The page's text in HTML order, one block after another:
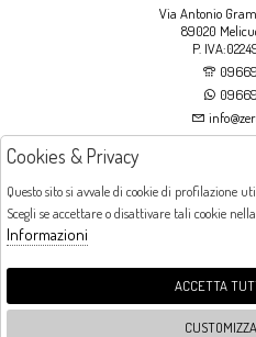
Via Antonio
89020
P.
Orari di
LUNEDI: CHIUSO LA MATTINA -
Cookies & Privacy
Questo sito si avvale di cookie di profilazione
Scegli se accettare o disattivare tali cookie
Informazioni
ACCETTA